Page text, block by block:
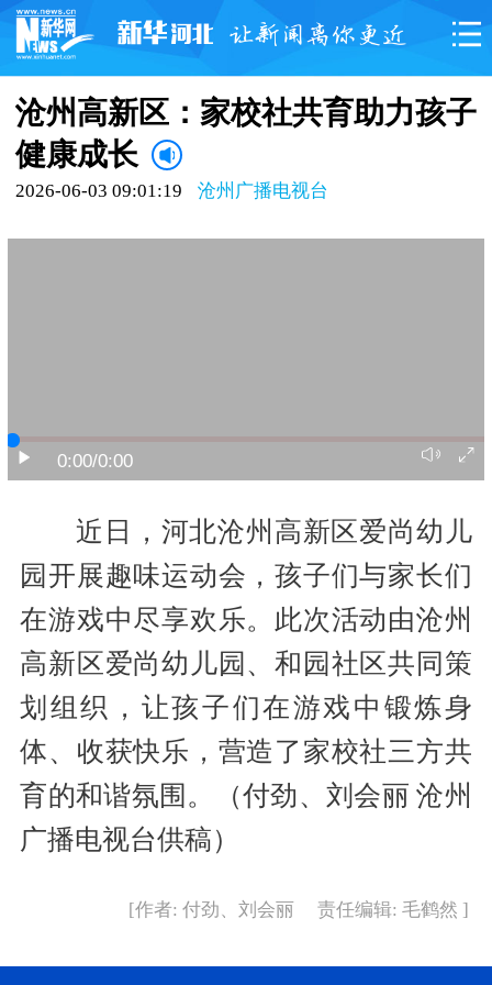
沧州高新区：家校社共育助力孩子
健康成长
2026-06-03 09:01:19 沧州广播电视台
0:00/0:00
近日，河北沧州高新区爱尚幼儿
园开展趣味运动会，孩子们与家长们
在游戏中尽享欢乐。此次活动由沧州
高新区爱尚幼儿园、和园社区共同策
划组织，让孩子们在游戏中锻炼身
体、收获快乐，营造了家校社三方共
育的和谐氛围。（付劲、刘会丽 沧州
广播电视台供稿）
[作者: 付劲、刘会丽 责任编辑: 毛鹤然 ]